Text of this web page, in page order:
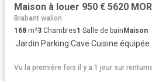
Maison à louer 950 € 5620
Brabant wallon
168 m²3 Chambres1 Salle de bainMaison
·Jardin·Parking·Cave·Cuisine équipée
Vu la première fois il y a 1 jour sur